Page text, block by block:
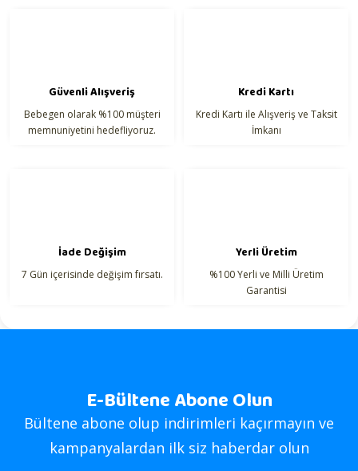
Güvenli Alışveriş
Bebegen olarak %100 müşteri
memnuniyetini hedefliyoruz.
Kredi Kartı
Kredi Kartı ile Alışveriş ve Taksit
İmkanı
İade Değişim
7 Gün içerisinde değişim fırsatı.
Yerli Üretim
%100 Yerli ve Milli Üretim
Garantisi
E-Bültene Abone Olun
Bültene abone olup indirimleri kaçırmayın ve
kampanyalardan ilk siz haberdar olun